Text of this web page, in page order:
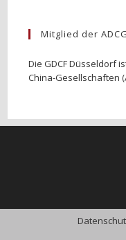
Mitglied der
Die GDCF Düsseldorf
China-Gesellschaften